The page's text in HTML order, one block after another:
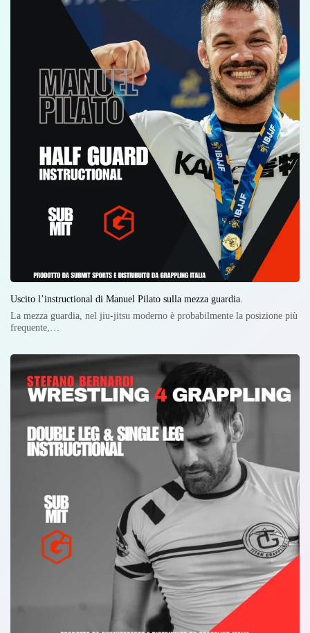
Uscito l’instructional di Manuel Pilato sulla mezza guardia.
La mezza guardia, nel jiu-jitsu moderno è probabilmente la posizione più
frequente,…